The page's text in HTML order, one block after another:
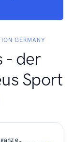
GERMANY
- der
Sport
#35 Stefan Milbert >> Inklusion kann ganz einfach sein! <<